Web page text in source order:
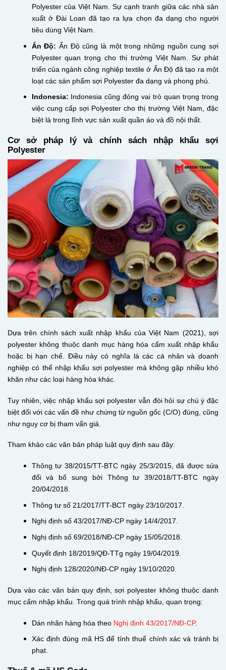
Polyester của Việt Nam. Sự cạnh tranh giữa các nhà sản
xuất ở Đài Loan đã tạo ra lựa chọn đa dạng cho người
tiêu dùng Việt Nam.
Ấn Độ: Ấn Độ cũng là một trong những nguồn cung sợi
Polyester quan trọng cho thị trường Việt Nam. Sự phát
triển của ngành công nghiệp textile ở Ấn Độ đã tạo ra một
loạt các sản phẩm sợi Polyester đa dạng và phong phú.
Indonesia: Indonesia cũng đóng vai trò quan trọng trong
việc cung cấp sợi Polyester cho thị trường Việt Nam, đặc
biệt là trong lĩnh vực sản xuất quần áo và đồ nội thất.
Cơ sở pháp lý và chính sách nhập khẩu sợi
Polyester
Dựa trên chính sách xuất nhập khẩu của Việt Nam (2021), sợi
polyester không thuộc danh mục hàng hóa cấm xuất nhập khẩu
hoặc bị hạn chế. Điều này có nghĩa là các cá nhân và doanh
nghiệp có thể nhập khẩu sợi polyester mà không gặp nhiều khó
khăn như các loại hàng hóa khác.
Tuy nhiên, việc nhập khẩu sợi polyester vẫn đòi hỏi sự chú ý đặc
biệt đối với các vấn đề như chứng từ nguồn gốc (C/O) đúng, cũng
như nguy cơ bị tham vấn giá.
Tham khảo các văn bản pháp luật quy định sau đây:
Thông tư 38/2015/TT-BTC ngày 25/3/2015, đã được sửa
đổi và bổ sung bởi Thông tư 39/2018/TT-BTC ngày
20/04/2018.
Thông tư số 21/2017/TT-BCT ngày 23/10/2017.
Nghị định số 43/2017/NĐ-CP ngày 14/4/2017.
Nghị định số 69/2018/NĐ-CP ngày 15/05/2018.
Quyết định 18/2019/QĐ-TTg ngày 19/04/2019.
Nghị định 128/2020/NĐ-CP ngày 19/10/2020.
Dựa vào các văn bản quy định, sợi polyester không thuộc danh
mục cấm nhập khẩu. Trong quá trình nhập khẩu, quan trọng:
Dán nhãn hàng hóa theo Nghị định 43/2017/NĐ-CP.
Xác định đúng mã HS để tính thuế chính xác và tránh bị
phạt.